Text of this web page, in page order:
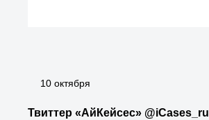
10 октября
Твиттер «АйКейсес» ‏@iCases_ru